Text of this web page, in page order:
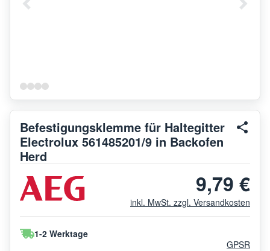
Befestigungsklemme für Haltegitter
Electrolux 561485201/9 in Backofen
Herd
9,79 €
inkl. MwSt. zzgl. Versandkosten
1-2 Werktage
GPSR